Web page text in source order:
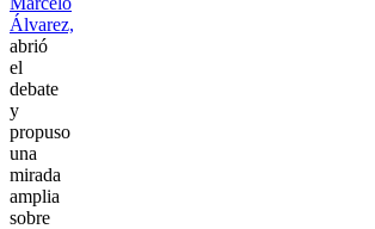
Álvarez,
abrió
el
debate
y
propuso
una
mirada
amplia
sobre